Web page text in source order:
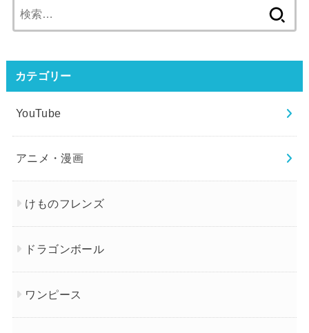
索:
カテゴリー
YouTube
アニメ・漫画
けものフレンズ
ドラゴンボール
ワンピース